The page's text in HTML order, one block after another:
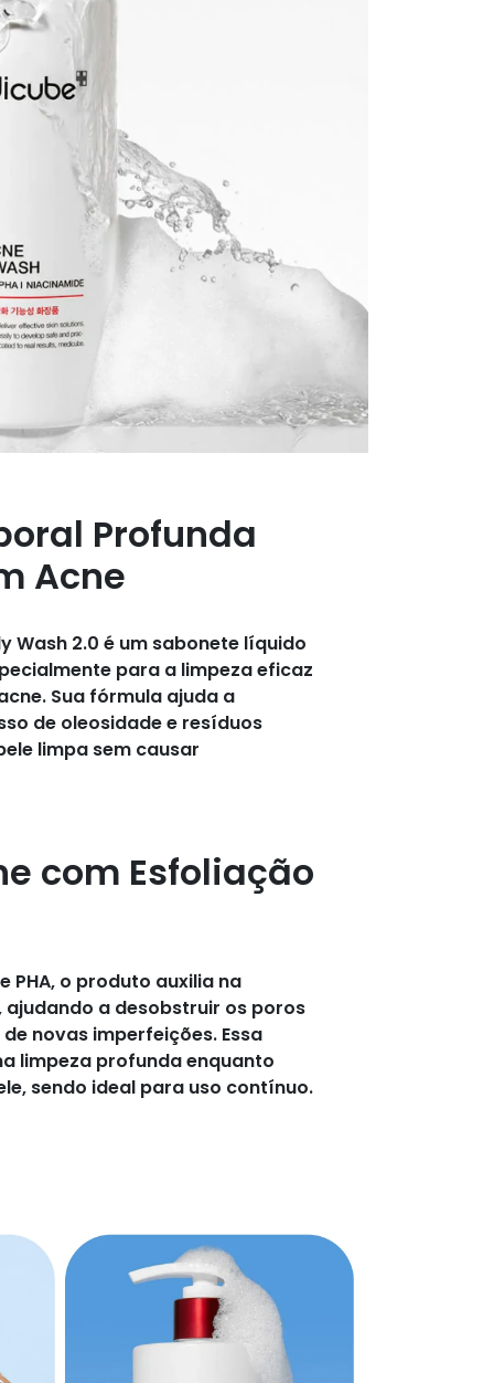
Profunda
Acne
Wash 2.0 é um sabonete líquido
para a limpeza eficaz
Sua fórmula ajuda a
de oleosidade e resíduos
limpa sem causar
com Esfoliação
PHA, o produto auxilia na
a desobstruir os poros
novas imperfeições. Essa
limpeza profunda enquanto
sendo ideal para uso contínuo.